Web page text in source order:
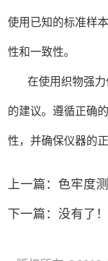
使用已知的标准样
性和一致性。
在使用织物强力
的建议。遵循正确
性，并确保仪器的
上一篇：色牢度
下一篇：没有了！